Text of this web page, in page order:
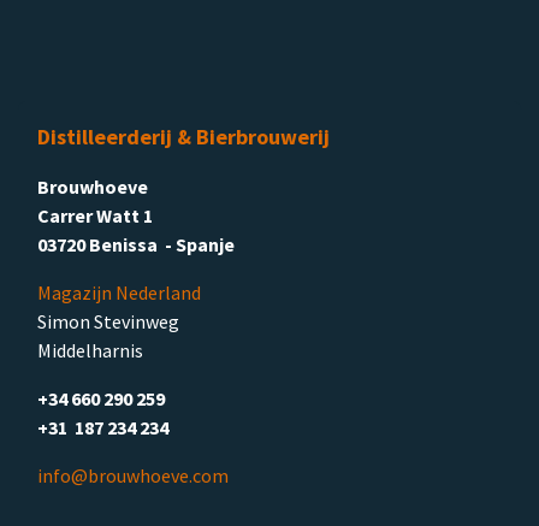
Distilleerderij & Bierbrouwerij
Brouwhoeve
Carrer Watt 1
03720 Benissa - Spanje
Magazijn Nederland
Simon Stevinweg
Middelharnis
+34 660 290 259
+31 187 234 234
info@brouwhoeve.com